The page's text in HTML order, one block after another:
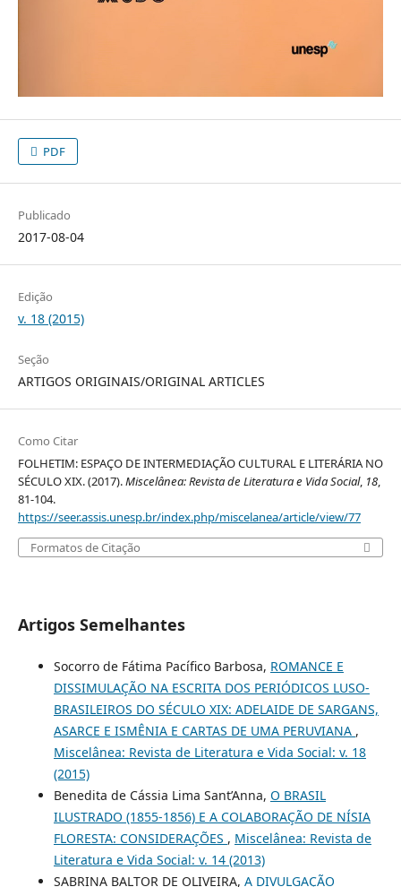
PDF
Publicado
2017-08-04
Edição
v. 18 (2015)
Seção
ARTIGOS ORIGINAIS/ORIGINAL ARTICLES
Como Citar
FOLHETIM: ESPAÇO DE INTERMEDIAÇÃO CULTURAL E LITERÁRIA NO
SÉCULO XIX. (2017).Miscelânea: Revista de Literatura e Vida Social, 18,
81-104.
https://seer.assis.unesp.br/index.php/miscelanea/article/view/77
Formatos de Citação
Artigos Semelhantes
Socorro de Fátima Pacífico Barbosa, ROMANCE E
DISSIMULAÇÃO NA ESCRITA DOS PERIÓDICOS LUSO-
BRASILEIROS DO SÉCULO XIX: ADELAIDE DE SARGANS,
ASARCE E ISMÊNIA E CARTAS DE UMA PERUVIANA ,
Miscelânea: Revista de Literatura e Vida Social: v. 18
(2015)
Benedita de Cássia Lima Sant’Anna, O BRASIL
ILUSTRADO (1855-1856) E A COLABORAÇÃO DE NÍSIA
FLORESTA: CONSIDERAÇÕES , Miscelânea: Revista de
Literatura e Vida Social: v. 14 (2013)
SABRINA BALTOR DE OLIVEIRA, A DIVULGAÇÃO